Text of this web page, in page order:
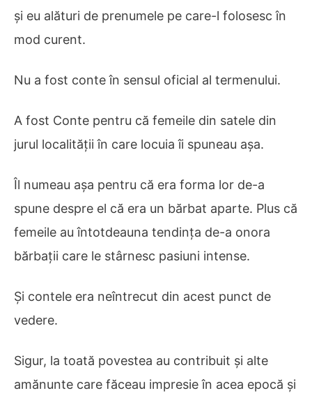
și eu alături de prenumele pe care-l folosesc în
mod curent.
Nu a fost conte în sensul oficial al termenului.
A fost Conte pentru că femeile din satele din
jurul localității în care locuia îi spuneau așa.
Îl numeau așa pentru că era forma lor de-a
spune despre el că era un bărbat aparte. Plus că
femeile au întotdeauna tendința de-a onora
bărbații care le stârnesc pasiuni intense.
Și contele era neîntrecut din acest punct de
vedere.
Sigur, la toată povestea au contribuit și alte
amănunte care făceau impresie în acea epocă și